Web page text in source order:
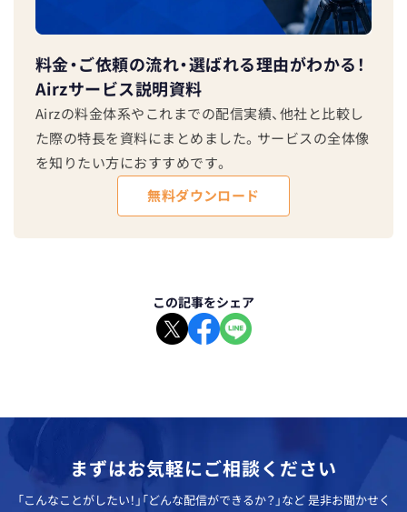
料金・ご依頼の流れ・選ばれる理由がわかる！
Airzサービス説明資料
Airzの料金体系やこれまでの配信実績、他社と比較し
た際の特長を資料にまとめました。サービスの全体像
を知りたい方におすすめです。
無料ダウンロード
この記事をシェア
まずはお気軽にご相談ください
「こんなことがしたい！」「どんな配信ができるか？」など是非お聞かせく